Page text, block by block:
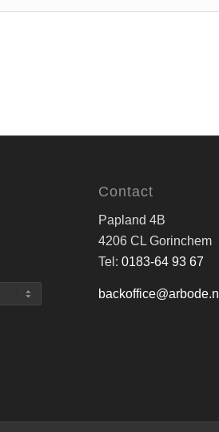
Contact
Papland 4B
4206 CL Gorinchem
Tel:0183-64 93 67
backoffice@arbode.nl